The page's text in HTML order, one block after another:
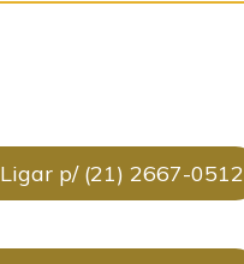
Ligar p/ (21) 2667-0512